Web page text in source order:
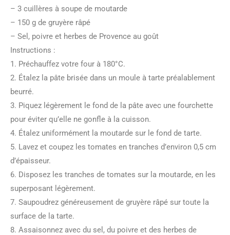
– 3 cuillères à soupe de moutarde
– 150 g de gruyère râpé
– Sel, poivre et herbes de Provence au goût
Instructions :
1. Préchauffez votre four à 180°C.
2. Étalez la pâte brisée dans un moule à tarte préalablement
beurré.
3. Piquez légèrement le fond de la pâte avec une fourchette
pour éviter qu’elle ne gonfle à la cuisson.
4. Étalez uniformément la moutarde sur le fond de tarte.
5. Lavez et coupez les tomates en tranches d’environ 0,5 cm
d’épaisseur.
6. Disposez les tranches de tomates sur la moutarde, en les
superposant légèrement.
7. Saupoudrez généreusement de gruyère râpé sur toute la
surface de la tarte.
8. Assaisonnez avec du sel, du poivre et des herbes de